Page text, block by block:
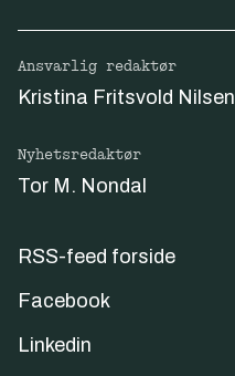
Ansvarlig redaktør
Kristina Fritsvold Nilsen
Nyhetsredaktør
Tor M. Nondal
RSS-feed forside
Facebook
Linkedin